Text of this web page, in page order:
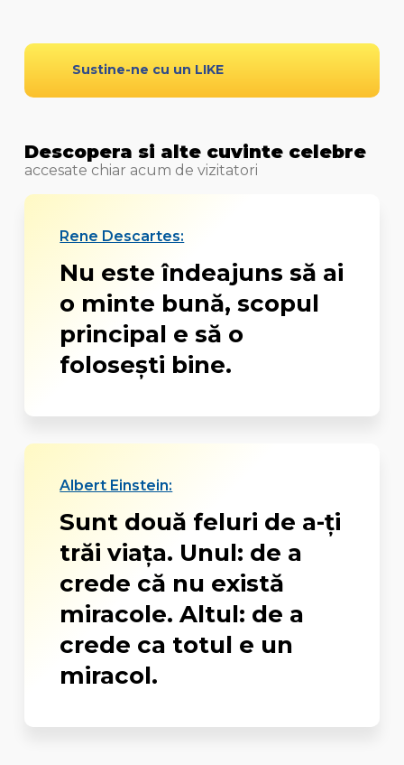
Sustine-ne cu un LIKE
Descopera si alte cuvinte celebre
accesate chiar acum de vizitatori
Rene Descartes:
Nu este îndeajuns să ai
o minte bună, scopul
principal e să o
folosești bine.
Albert Einstein:
Sunt două feluri de a-ți
trăi viața. Unul: de a
crede că nu există
miracole. Altul: de a
crede ca totul e un
miracol.